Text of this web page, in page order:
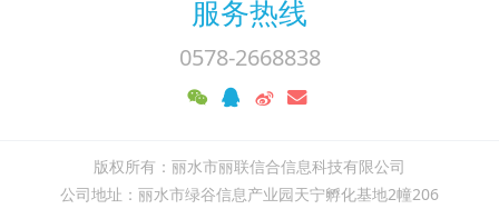
服务热线
0578-2668838
版权所有：丽水市丽联信合信息科技有限公司
公司地址：丽水市绿谷信息产业园天宁孵化基地2幢206